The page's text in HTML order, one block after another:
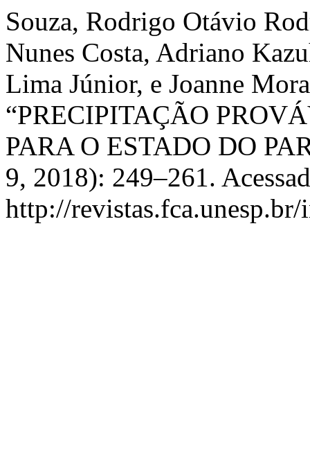
Souza, Rodrigo Otávio
Nunes Costa, Adriano
Lima Júnior, e Joanne
“PRECIPITAÇÃO
PARA O ESTADO DO
9, 2018): 249–261.
http://